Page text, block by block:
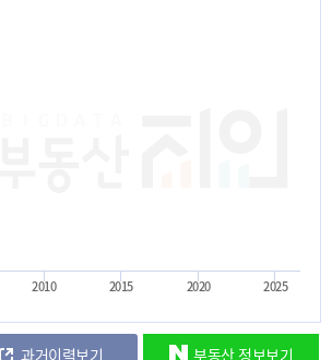
2010 2015 2020 2025
과거이력보기 부동산 정보보기